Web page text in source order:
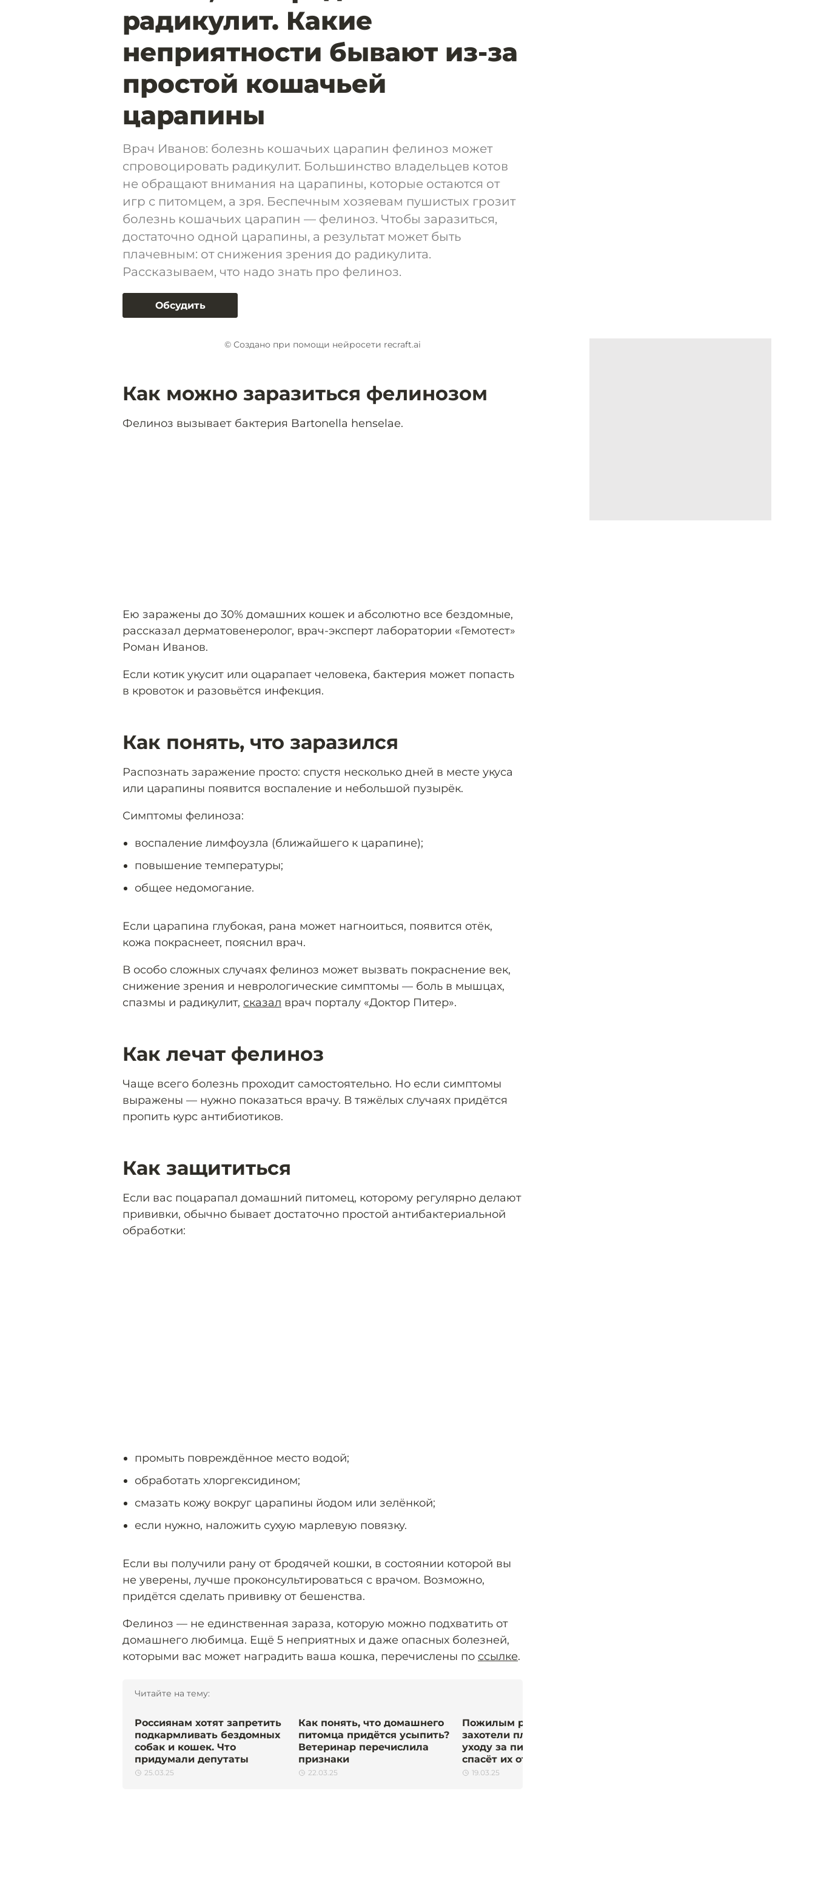
радикулит. Какие
неприятности бывают из-за
простой кошачьей
царапины
Врач Иванов: болезнь кошачьих царапин фелиноз может
спровоцировать радикулит. Большинство владельцев котов
не обращают внимания на царапины, которые остаются от
игр с питомцем, а зря. Беспечным хозяевам пушистых грозит
болезнь кошачьих царапин — фелиноз. Чтобы заразиться,
достаточно одной царапины, а результат может быть
плачевным: от снижения зрения до радикулита.
Рассказываем, что надо знать про фелиноз.
Обсудить
© Создано при помощи нейросети recraft.ai
Как можно заразиться фелинозом
Фелиноз вызывает бактерия Bartonella henselae.
Ею заражены до 30% домашних кошек и абсолютно все бездомные,
рассказал дерматовенеролог, врач-эксперт лаборатории «Гемотест»
Роман Иванов.
Если котик укусит или оцарапает человека, бактерия может попасть
в кровоток и разовьётся инфекция.
Как понять, что заразился
Распознать заражение просто: спустя несколько дней в месте укуса
или царапины появится воспаление и небольшой пузырёк.
Симптомы фелиноза:
воспаление лимфоузла (ближайшего к царапине);
повышение температуры;
общее недомогание.
Если царапина глубокая, рана может нагноиться, появится отёк,
кожа покраснеет, пояснил врач.
В особо сложных случаях фелиноз может вызвать покраснение век,
снижение зрения и неврологические симптомы — боль в мышцах,
спазмы и радикулит, сказал врач порталу «Доктор Питер».
Как лечат фелиноз
Чаще всего болезнь проходит самостоятельно. Но если симптомы
выражены — нужно показаться врачу. В тяжёлых случаях придётся
пропить курс антибиотиков.
Как защититься
Если вас поцарапал домашний питомец, которому регулярно делают
прививки, обычно бывает достаточно простой антибактериальной
обработки:
промыть повреждённое место водой;
обработать хлоргексидином;
смазать кожу вокруг царапины йодом или зелёнкой;
если нужно, наложить сухую марлевую повязку.
Если вы получили рану от бродячей кошки, в состоянии которой вы
не уверены, лучше проконсультироваться с врачом. Возможно,
придётся сделать прививку от бешенства.
Фелиноз — не единственная зараза, которую можно подхватить от
домашнего любимца. Ещё 5 неприятных и даже опасных болезней,
которыми вас может наградить ваша кошка, перечислены по ссылке.
Читайте на тему:
Россиянам хотят запретить
подкармливать бездомных
собак и кошек. Что
придумали депутаты
25.03.25
Как понять, что домашнего
питомца придётся усыпить?
Ветеринар перечислила
признаки
22.03.25
Пожилым россиянам
захотели платить пособие по
уходу за питомцами. Как это
спасёт их от одиночества
19.03.25